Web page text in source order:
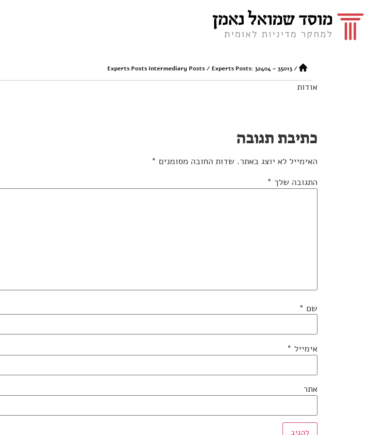
/
Experts Posts Intermediary Posts/ Experts Posts: 32404 – 35013
אודות
כתיבת תגובה
האימייל לא יוצג באתר. שדות החובה מסומנים *
התגובה שלך *
שם *
אימייל *
אתר